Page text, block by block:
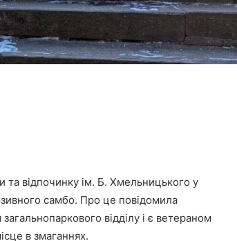
та відпочинку ім. Б. Хмельницького у
самбо. Про це повідомила
відділу і є ветераном
в змаганнях.